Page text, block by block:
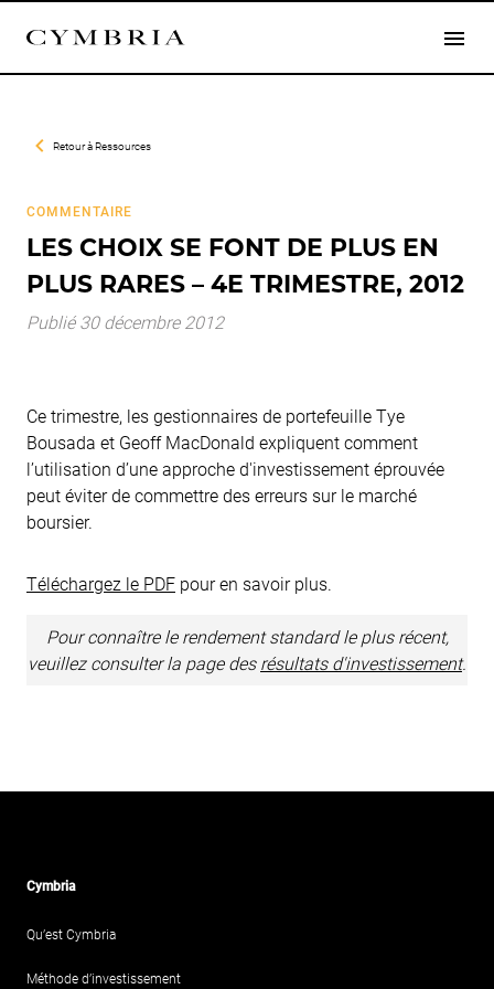
Retour àRessources
COMMENTAIRE
LES CHOIX SE FONT DE PLUS EN
PLUS RARES – 4E TRIMESTRE, 2012
Publié 30 décembre 2012
Ce trimestre, les gestionnaires de portefeuille Tye
Bousada et Geoff MacDonald expliquent comment
l’utilisation d’une approche d'investissement éprouvée
peut éviter de commettre des erreurs sur le marché
boursier.
Téléchargez le PDF pour en savoir plus.
Pour connaître le rendement standard le plus récent,
veuillez consulter la page desrésultats d'investissement.
Cymbria
Qu’est Cymbria
Méthode d’investissement